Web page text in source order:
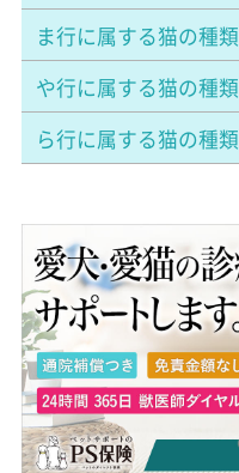
ま行に属する猫の種類
や行に属する猫の種類
ら行に属する猫の種類